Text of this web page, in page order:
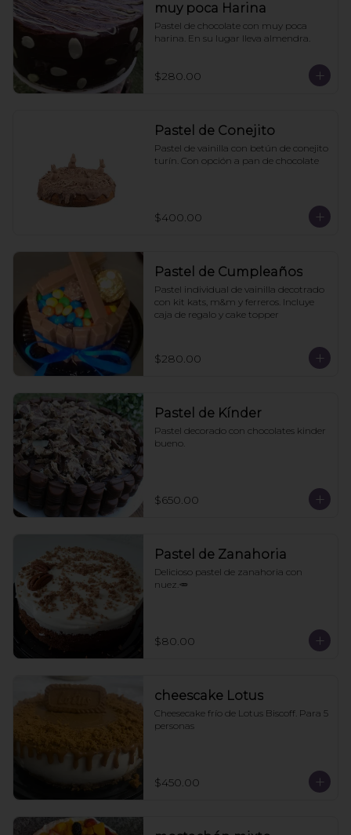
muy poca Harina
Pastel de chocolate con muy poca
harina. En su lugar lleva almendra.
$280.00
Pastel de Conejito
Pastel de vainilla con betún de conejito
turín. Con opción a pan de chocolate
$400.00
Pastel de Cumpleaños
Pastel individual de vainilla decotrado
con kit kats, m&m y ferreros. Incluye
caja de regalo y cake topper
$280.00
Pastel de Kínder
Pastel decorado con chocolates kinder
bueno.
$650.00
Pastel de Zanahoria
Delicioso pastel de zanahoria con
nuez.🥕
$80.00
cheescake Lotus
Cheesecake frío de Lotus Biscoff. Para 5
personas
$450.00